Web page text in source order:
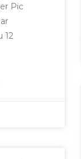
Pic
12